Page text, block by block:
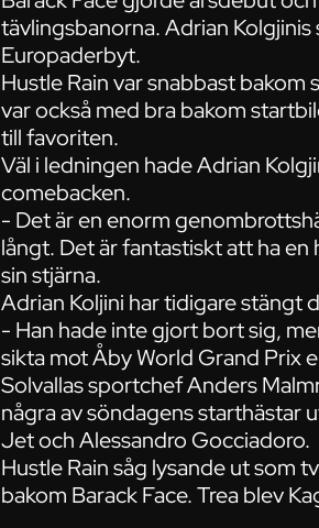
tävlingsbanorna. Adrian
Europaderbyt.
Hustle Rain var snabbast
var också med bra bakom
till favoriten.
Väl i ledningen hade Adrian
comebacken.
- Det är en enorm
långt. Det är fantastiskt att ha en
sin stjärna.
Adrian Koljini har tidigare stängt
- Han hade inte gjort bort sig,
sikta mot Åby World Grand Prix
Solvallas sportchef Anders
några av söndagens starthästar
Jet och Alessandro Gocciadoro.
Hustle Rain såg lysande ut som
bakom Barack Face. Trea blev